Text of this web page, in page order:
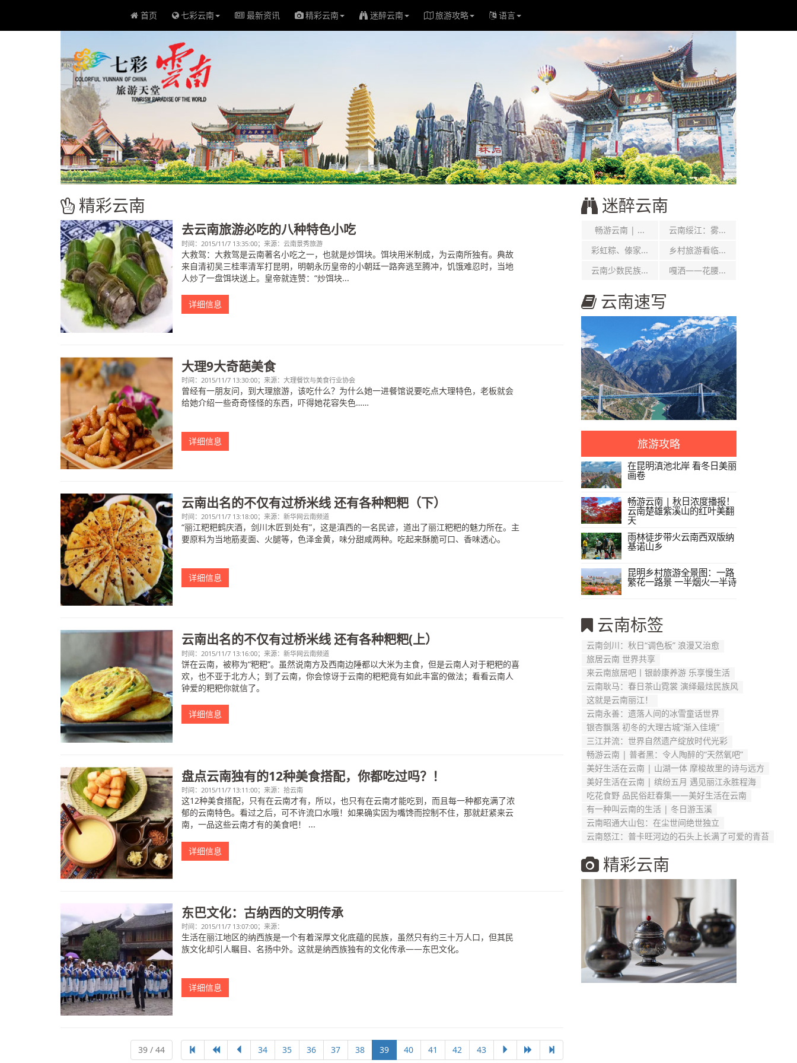
首页 七彩云南 最新资讯 精彩云南 迷醉云南 旅游攻略 语言
精彩云南
去云南旅游必吃的八种特色小吃
时间：2015/11/7 13:35:00；来源：云南景秀旅游
大救驾：大救驾是云南著名小吃之一，也就是炒饵块。饵块用米制成，为云南所独有。典故
来自清初吴三桂率清军打昆明，明朝永历皇帝的小朝廷一路奔逃至腾冲，饥饿难忍时，当地
人炒了一盘饵块送上。皇帝就连赞：“炒饵块...
详细信息
大理9大奇葩美食
时间：2015/11/7 13:30:00；来源：大理餐饮与美食行业协会
曾经有一朋友问，到大理旅游，该吃什么？为什么她一进餐馆说要吃点大理特色，老板就会
给她介绍一些奇奇怪怪的东西，吓得她花容失色……
详细信息
云南出名的不仅有过桥米线 还有各种粑粑（下）
时间：2015/11/7 13:18:00；来源：新华网云南频道
“丽江粑粑鹤庆酒，剑川木匠到处有”，这是滇西的一名民谚，道出了丽江粑粑的魅力所在。主
要原料为当地筋麦面、火腿等，色泽金黄，味分甜咸两种。吃起来酥脆可口、香味透心。
详细信息
云南出名的不仅有过桥米线 还有各种粑粑(上）
时间：2015/11/7 13:16:00；来源：新华网云南频道
饼在云南，被称为“粑粑”。虽然说南方及西南边陲都以大米为主食，但是云南人对于粑粑的喜
欢，也不亚于北方人；到了云南，你会惊讶于云南的粑粑竟有如此丰富的做法；看看云南人
钟爱的粑粑你就信了。
详细信息
盘点云南独有的12种美食搭配，你都吃过吗？！
时间：2015/11/7 13:11:00；来源：拾云南
这12种美食搭配，只有在云南才有，所以，也只有在云南才能吃到，而且每一种都充满了浓
郁的云南特色。看过之后，可不许流口水哦！如果确实因为嘴馋而控制不住，那就赶紧来云
南，一品这些云南才有的美食吧！ ...
详细信息
东巴文化：古纳西的文明传承
时间：2015/11/7 13:07:00；来源：
生活在丽江地区的纳西族是一个有着深厚文化底蕴的民族，虽然只有约三十万人口，但其民
族文化却引人瞩目、名扬中外。这就是纳西族独有的文化传承——东巴文化。
详细信息
39 / 44 34 35 36 37 38 39 40 41 42 43
迷醉云南
畅游云南 | ...
云南绥江：雾...
彩虹粽、傣家...
乡村旅游看临...
云南少数民族...
嘎洒——花腰...
云南速写
旅游攻略
在昆明滇池北岸 看冬日美丽
画卷
畅游云南 | 秋日浓度播报！
云南楚雄紫溪山的红叶美翻
天
雨林徒步带火云南西双版纳
基诺山乡
昆明乡村旅游全景图：一路
繁花一路景 一半烟火一半诗
云南标签
云南剑川：秋日“调色板” 浪漫又治愈
旅居云南 世界共享
来云南旅居吧丨银龄康养游 乐享慢生活
云南耿马：春日茶山霓裳 演绎最炫民族风
这就是云南丽江！
云南永善：遗落人间的冰雪童话世界
银杏飘落 初冬的大理古城“渐入佳境”
三江并流：世界自然遗产绽放时代光彩
畅游云南 | 普者黑：令人陶醉的“天然氧吧”
美好生活在云南 | 山湖一体 摩梭故里的诗与远方
美好生活在云南 | 缤纷五月 遇见丽江永胜程海
吃花食野 品民俗赶春集——美好生活在云南
有一种叫云南的生活 | 冬日游玉溪
云南昭通大山包：在尘世间绝世独立
云南怒江：普卡旺河边的石头上长满了可爱的青苔
精彩云南